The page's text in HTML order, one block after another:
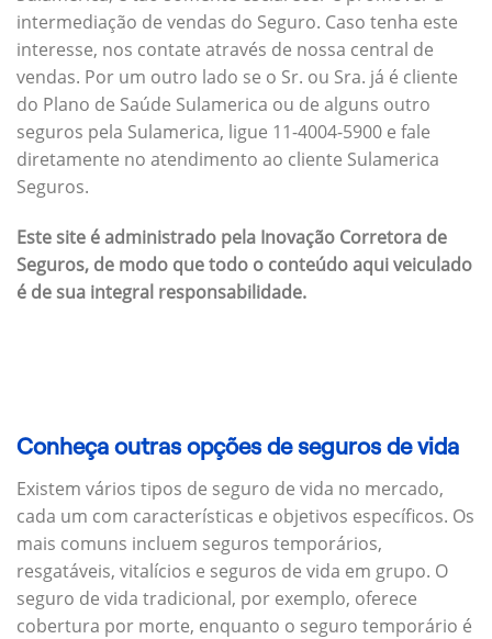
intermediação de vendas do Seguro. Caso tenha este
interesse, nos contate através de nossa central de
vendas. Por um outro lado se o Sr. ou Sra. já é cliente
do Plano de Saúde Sulamerica ou de alguns outro
seguros pela Sulamerica, ligue 11-4004-5900 e fale
diretamente no atendimento ao cliente Sulamerica
Seguros.
Este site é administrado pela Inovação Corretora de
Seguros, de modo que todo o conteúdo aqui veiculado
é de sua integral responsabilidade.
Conheça outras opções de seguros de vida
Existem vários tipos de seguro de vida no mercado,
cada um com características e objetivos específicos. Os
mais comuns incluem seguros temporários,
resgatáveis, vitalícios e seguros de vida em grupo. O
seguro de vida tradicional, por exemplo, oferece
cobertura por morte, enquanto o seguro temporário é